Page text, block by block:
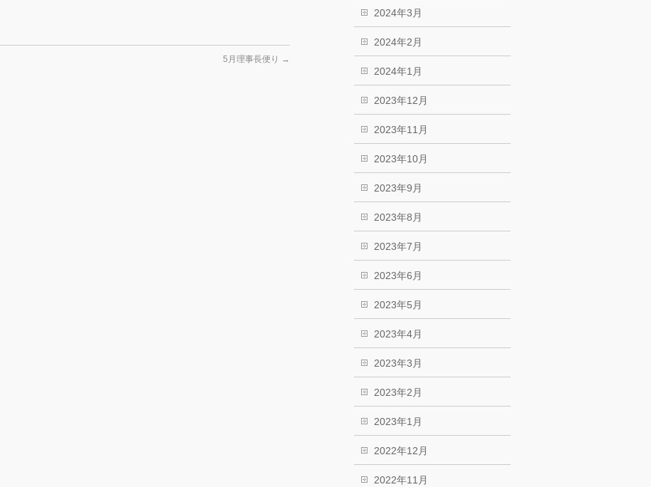
5月理事長便り →
2024年3月
2024年2月
2024年1月
2023年12月
2023年11月
2023年10月
2023年9月
2023年8月
2023年7月
2023年6月
2023年5月
2023年4月
2023年3月
2023年2月
2023年1月
2022年12月
2022年11月